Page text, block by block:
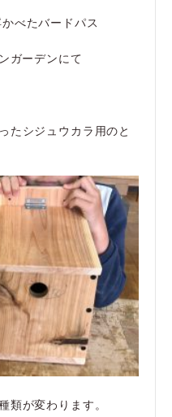
べたバードパス
ガーデンにて
たシジュウカラ用のと
類が変わります。